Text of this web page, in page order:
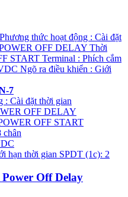
7
: Cài đặt thời gian
OFF DELAY
OFF START
chân
hạn thời gian SPDT (1c): 2
Off Delay